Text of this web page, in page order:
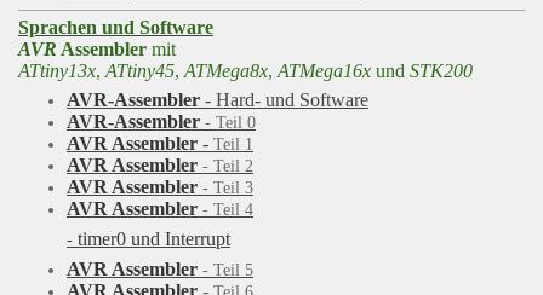
Sprachen und Software
AVR Assembler mit
ATtiny13x, ATtiny45, ATMega8x, ATMega16x und STK200
AVR-Assembler - Hard- und Software
AVR-Assembler - Teil 0
AVR Assembler - Teil 1
AVR Assembler - Teil 2
AVR Assembler - Teil 3
AVR Assembler - Teil 4
- timer0 und Interrupt
AVR Assembler - Teil 5
AVR Assembler -